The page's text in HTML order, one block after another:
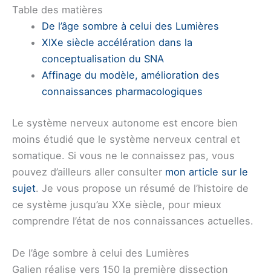
Table des matières
De l’âge sombre à celui des Lumières
XIXe siècle accélération dans la
conceptualisation du SNA
Affinage du modèle, amélioration des
connaissances pharmacologiques
Le système nerveux autonome est encore bien
moins étudié que le système nerveux central et
somatique. Si vous ne le connaissez pas, vous
pouvez d’ailleurs aller consulter mon article sur le
sujet. Je vous propose un résumé de l’histoire de
ce système jusqu’au XXe siècle, pour mieux
comprendre l’état de nos connaissances actuelles.
De l’âge sombre à celui des Lumières
Galien réalise vers 150 la première dissection